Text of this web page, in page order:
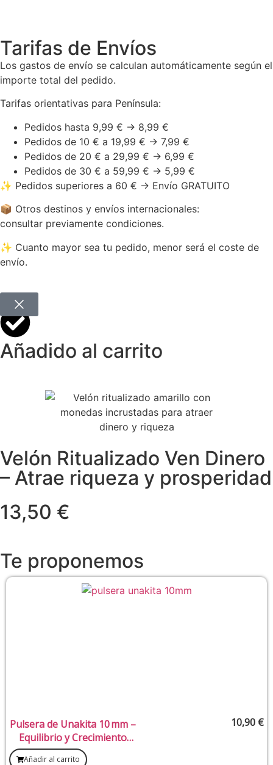
Tarifas de Envíos
Los gastos de envío se calculan automáticamente según el
importe total del pedido.
Tarifas orientativas para Península:
Pedidos hasta 9,99 € → 8,99 €
Pedidos de 10 € a 19,99 € → 7,99 €
Pedidos de 20 € a 29,99 € → 6,99 €
Pedidos de 30 € a 59,99 € → 5,99 €
✨ Pedidos superiores a 60 € → Envío GRATUITO
📦 Otros destinos y envíos internacionales:
consultar previamente condiciones.
✨ Cuanto mayor sea tu pedido, menor será el coste de
envío.
Añadido al carrito
Velón Ritualizado Ven Dinero
– Atrae riqueza y prosperidad
13,50 €
Te proponemos
Pulsera de Unakita 10 mm –
Equilibrio y Crecimiento
Personal
10,90 €
Añadir al carrito